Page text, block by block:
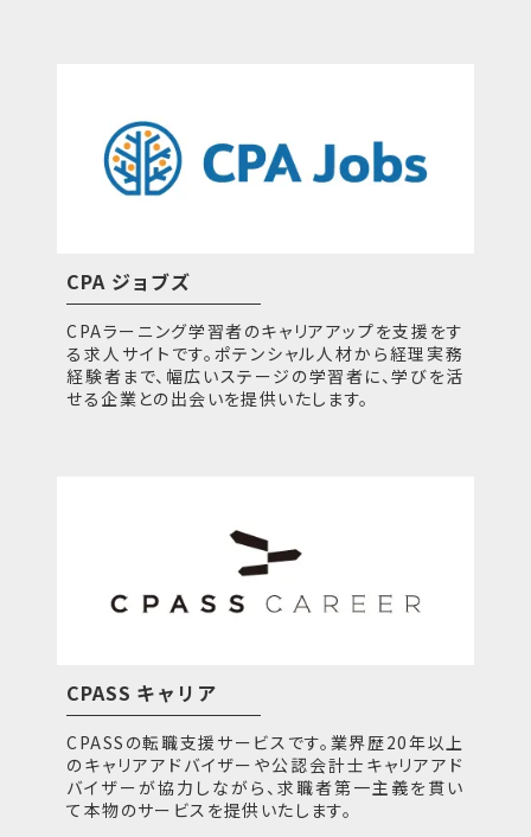
CPA ジョブズ
CPAラーニング学習者のキャリアアップを支援をす
る求人サイトです。ポテンシャル人材から経理実務
経験者まで、幅広いステージの学習者に、学びを活
せる企業との出会いを提供いたします。
CPASS キャリア
CPASSの転職支援サービスです。業界歴20年以上
のキャリアアドバイザーや公認会計士キャリアアド
バイザーが協力しながら、求職者第一主義を貫い
て本物のサービスを提供いたします。